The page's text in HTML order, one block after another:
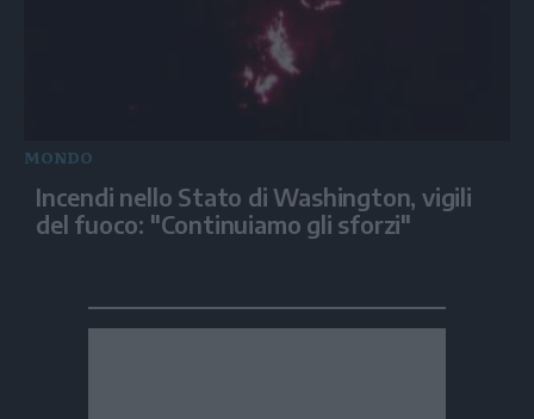
MONDO
Incendi nello Stato di Washington, vigili
del fuoco: "Continuiamo gli sforzi"